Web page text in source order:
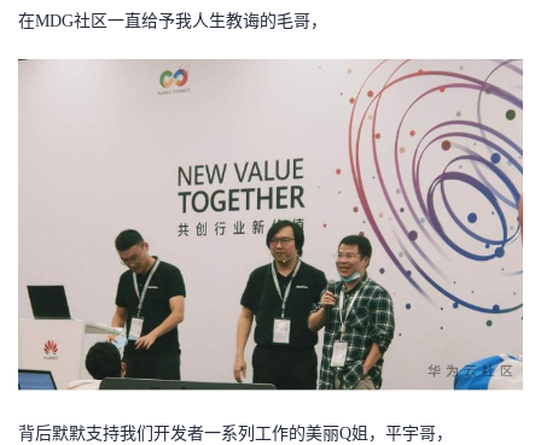
在MDG社区一直给予我人生教诲的毛哥，
背后默默支持我们开发者一系列工作的美丽Q姐，平宇哥，